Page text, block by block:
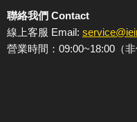
聯絡我們 Contact
線上客服 Email:
營業時間：09:00~18:00（非